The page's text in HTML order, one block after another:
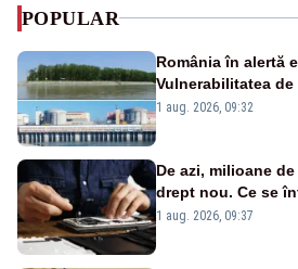
POPULAR
România în alertă
Vulnerabilitatea
în pericol Centrala
1 aug. 2026, 09:32
De azi, milioane
drept nou. Ce se
un produs
1 aug. 2026, 09:37